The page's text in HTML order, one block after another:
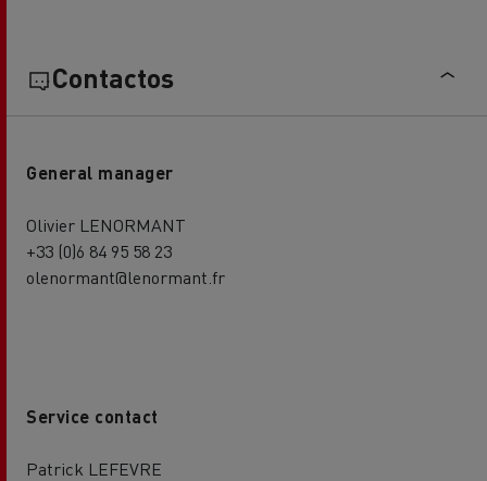
Contactos
General manager
Olivier LENORMANT
+33 (0)6 84 95 58 23
olenormant@lenormant.fr
Service contact
Patrick LEFEVRE